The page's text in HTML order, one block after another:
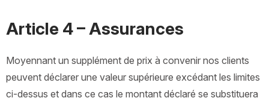
Article 4 – Assurances
Moyennant un supplément de prix à convenir nos clients
peuvent déclarer une valeur supérieure excédant les limites
ci-dessus et dans ce cas le montant déclaré se substituera